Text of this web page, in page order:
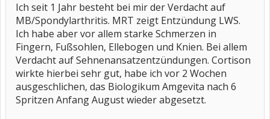
Ich seit 1 Jahr besteht bei mir der Verdacht auf
MB/Spondylarthritis. MRT zeigt Entzündung LWS.
Ich habe aber vor allem starke Schmerzen in
Fingern, Fußsohlen, Ellebogen und Knien. Bei allem
Verdacht auf Sehnenansatzentzündungen. Cortison
wirkte hierbei sehr gut, habe ich vor 2 Wochen
ausgeschlichen, das Biologikum Amgevita nach 6
Spritzen Anfang August wieder abgesetzt.